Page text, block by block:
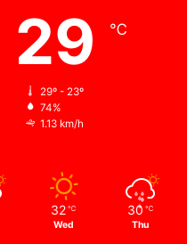
29 ℃
29º - 23º
74%
1.13 km/h
32 ℃
Wed
30 ℃
Thu